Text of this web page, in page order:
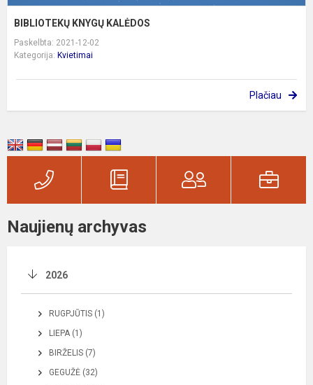
BIBLIOTEKŲ KNYGŲ KALĖDOS
Paskelbta: 2021-12-02
Kategorija: Kvietimai
Plačiau
Naujienų archyvas
2026
RUGPJŪTIS (1)
LIEPA (1)
BIRŽELIS (7)
GEGUŽĖ (32)